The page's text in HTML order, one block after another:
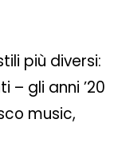
più diversi:
– gli anni ’20
music,